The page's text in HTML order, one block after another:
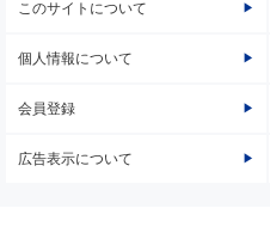
このサイトについて
個人情報について
会員登録
広告表示について